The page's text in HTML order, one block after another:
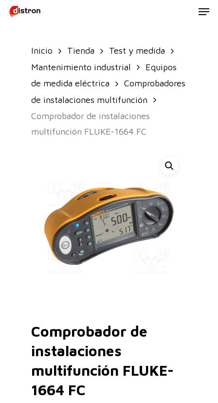
Skip
Inicio Tienda
Test y medida
Mantenimiento industrial
Equipos
de medida eléctrica
Comprobadores
de instalaciones multifunción
Comprobador de instalaciones
multifunción FLUKE-1664 FC
Comprobador de
instalaciones
multifunción FLUKE-
1664 FC